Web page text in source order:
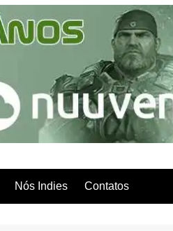
Nós Indies Contatos